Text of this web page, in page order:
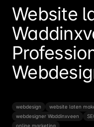
Website
webdesign website laten
webdesigner Waddinxveen
online marketing